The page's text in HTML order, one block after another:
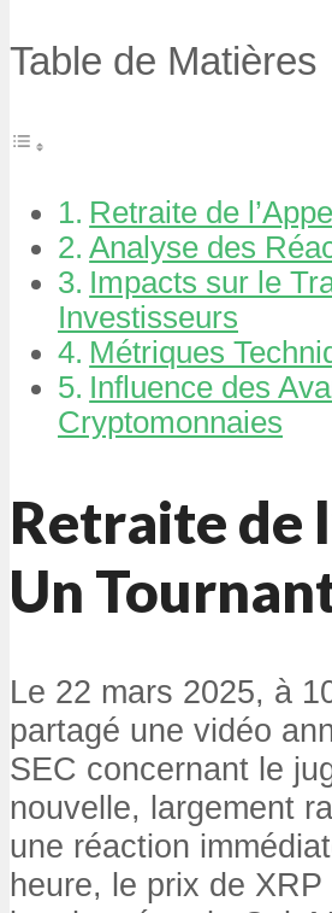
Table de Matières
Retraite de
Analyse des
Impacts sur le
Investisseurs
Métriques
Influence des
Cryptomonnaies
Retraite de
Un
Le 22 mars 2025, à
partagé une vidéo
SEC concernant le
nouvelle, largement
une réaction
heure, le prix de